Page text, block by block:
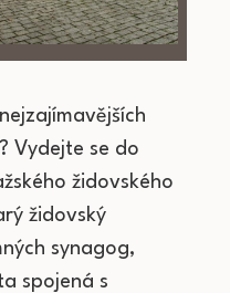
Vydejte se do
židovského
židovský
synagog,
spojená s